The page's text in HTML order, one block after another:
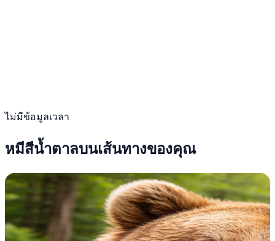
ไม่มีข้อมูลเวลา
หมีสีน้ำตาลบนเส้นทางของคุณ